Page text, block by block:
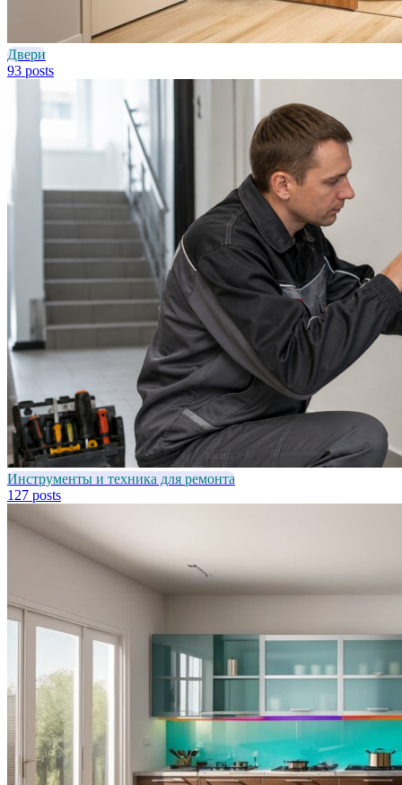
Двери
93 posts
Инструменты и техника для ремонта
127 posts